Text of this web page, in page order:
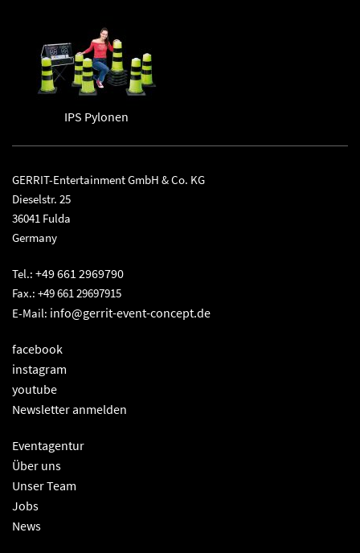
IPS Pylonen
GERRIT-Entertainment GmbH & Co. KG
Dieselstr. 25
36041 Fulda
Germany
Tel.: +49 661 2969790
Fax.: +49 661 29697915
E-Mail: info@gerrit-event-concept.de
facebook
instagram
youtube
Newsletter anmelden
Eventagentur
Über uns
Unser Team
Jobs
News